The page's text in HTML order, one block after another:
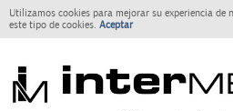
Utilizamos cookies para mejorar su experiencia
este tipo de cookies. Aceptar